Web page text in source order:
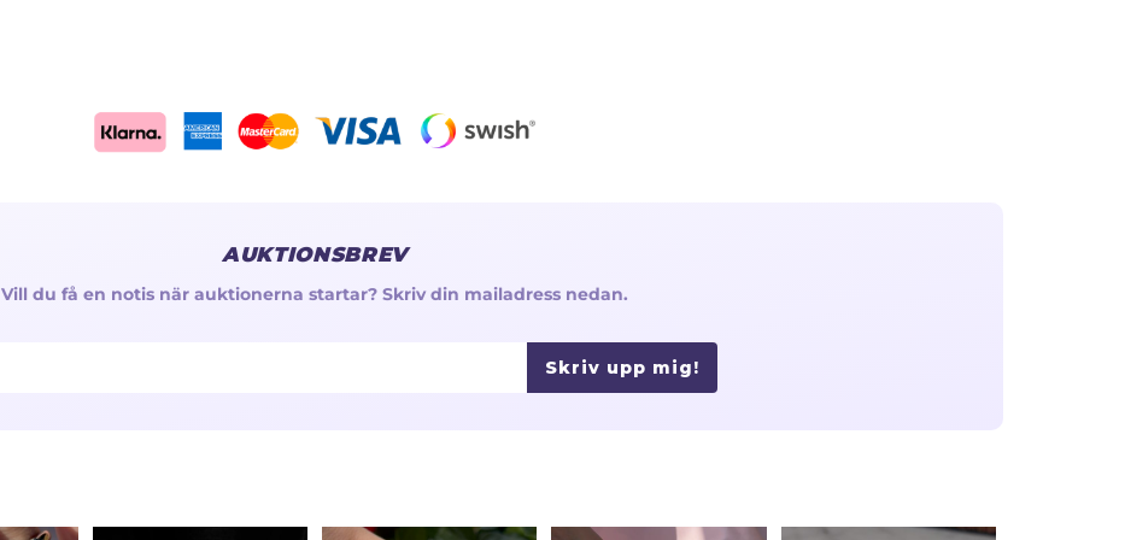
AUKTIONSBREV
Vill du få en notis när auktionerna startar? Skriv din mailadress nedan.
Skriv upp mig!